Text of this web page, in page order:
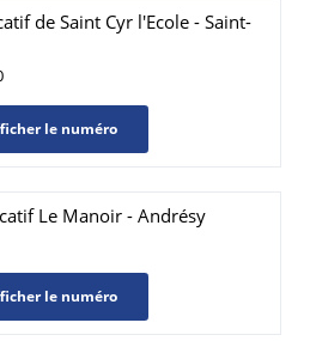
de Saint Cyr l'Ecole - Saint-
le numéro
Le Manoir - Andrésy
le numéro